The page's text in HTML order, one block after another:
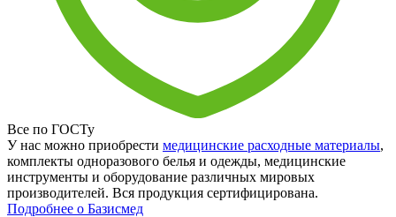
Все по ГОСТу
У нас можно приобрести медицинские расходные материалы,
комплекты одноразового белья и одежды, медицинские
инструменты и оборудование различных мировых
производителей. Вся продукция сертифицирована.
Подробнее о Базисмед